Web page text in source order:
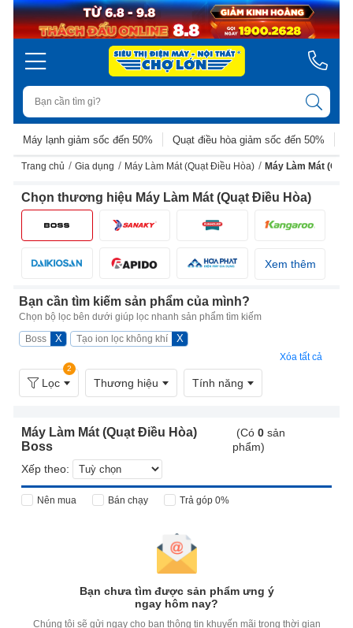
Máy lạnh giảm sốc đến 50% Quạt điều hòa giảm sốc đến 50%
Trang chủ / Gia dụng / Máy Làm Mát (Quạt Điều Hòa) / Máy Làm Mát
Chọn thương hiệu Máy Làm Mát (Quạt Điều Hòa)
Xem thêm
Bạn cần tìm kiếm sản phẩm của mình?
Chọn bộ lọc bên dưới giúp lọc nhanh sản phẩm tìm kiếm
Boss
X Tạo ion lọc không khí X
Xóa tất cả
2
Lọc Thương hiệu Tính năng
Máy Làm Mát (Quạt Điều Hòa)
Boss
(Có0 sản
phẩm)
Xếp theo:
Nên mua Bán chạy Trả góp 0%
Bạn chưa tìm được sản phẩm ưng ý
ngay hôm nay?
Chúng tôi sẽ gửi ngay cho bạn thông tin khuyến mãi trong thời gian